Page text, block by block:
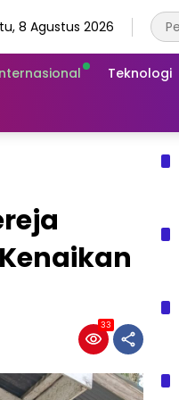
8 Agustus 2026
Teknologi
33